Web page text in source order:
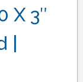
X 3″